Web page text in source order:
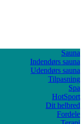
Sauna
Indendørs sauna
Udendørs sauna
Tilpasning
Spa
HotSport
Dit helbred
Fordele